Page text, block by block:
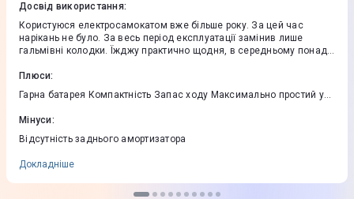
Досвід використання:
Користуюся електросамокатом вже більше року. За цей час
нарікань не було. За весь період експлуатації замінив лише
гальмівні колодки. Їжджу практично щодня, в середньому понад
постійно викрученим курком газу та максимальною швидкістю
близько 35 км/год батареї вистачає приблизно на 20–25 км. Вага
райдера — 85 кг. Батарея, як тримала, так і тримає. Передній
амортизатор комфортно відпрацьовує. Заднього амортизатора
іноді трохи не вистачає, особливо на поганому покритті. У цілому
враження досить непогані
Плюси:
Гарна батарея Компактність Запас ходу Максимально простий у
Мінуси:
Відсутність заднього амортизатора
Докладніше